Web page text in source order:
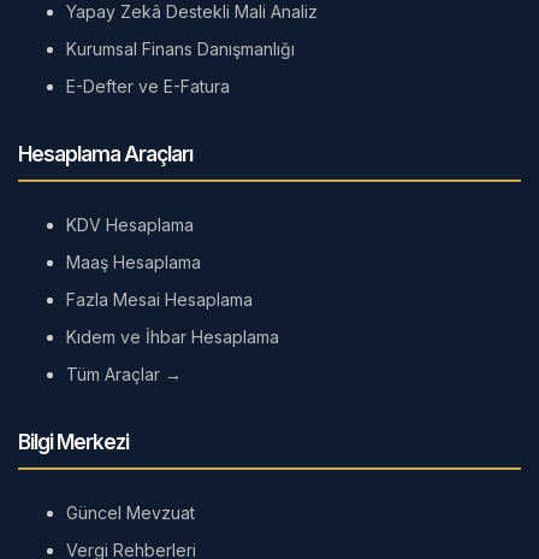
Yapay Zekâ Destekli Mali Analiz
Kurumsal Finans Danışmanlığı
E-Defter ve E-Fatura
Hesaplama Araçları
KDV Hesaplama
Maaş Hesaplama
Fazla Mesai Hesaplama
Kıdem ve İhbar Hesaplama
Tüm Araçlar →
Bilgi Merkezi
Güncel Mevzuat
Vergi Rehberleri